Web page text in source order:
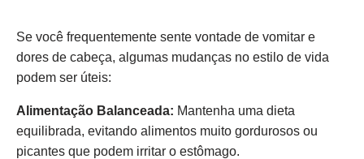
Se você frequentemente sente vontade de vomitar e
dores de cabeça, algumas mudanças no estilo de vida
podem ser úteis:
Alimentação Balanceada: Mantenha uma dieta
equilibrada, evitando alimentos muito gordurosos ou
picantes que podem irritar o estômago.